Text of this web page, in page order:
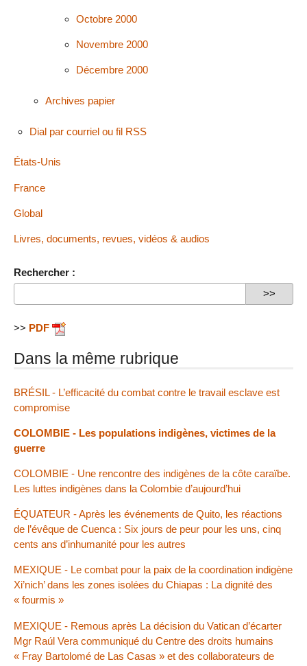
Octobre 2000
Novembre 2000
Décembre 2000
Archives papier
Dial par courriel ou fil RSS
États-Unis
France
Global
Livres, documents, revues, vidéos & audios
Rechercher :
>> PDF
Dans la même rubrique
BRÉSIL - L’efficacité du combat contre le travail esclave est
compromise
COLOMBIE - Les populations indigènes, victimes de la
guerre
COLOMBIE - Une rencontre des indigènes de la côte caraïbe.
Les luttes indigènes dans la Colombie d’aujourd’hui
ÉQUATEUR - Après les événements de Quito, les réactions
de l’évêque de Cuenca : Six jours de peur pour les uns, cinq
cents ans d’inhumanité pour les autres
MEXIQUE - Le combat pour la paix de la coordination indigène
Xi’nich’ dans les zones isolées du Chiapas : La dignité des
« fourmis »
MEXIQUE - Remous après La décision du Vatican d’écarter
Mgr Raúl Vera communiqué du Centre des droits humains
« Fray Bartolomé de Las Casas » et des collaborateurs de